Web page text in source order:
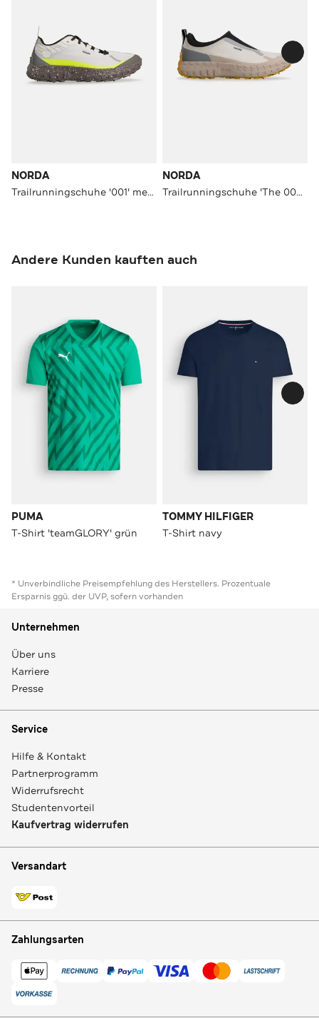
NORDA
Trailrunningschuhe '001' mehrfarbig
NORDA
Trailrunningschuhe 'The 003' mehrfarbig
Andere Kunden kauften auch
PUMA
T-Shirt 'teamGLORY' grün
TOMMY HILFIGER
T-Shirt navy
* Unverbindliche Preisempfehlung des Herstellers. Prozentuale
Ersparnis ggü. der UVP, sofern vorhanden
Unternehmen
Über uns
Karriere
Presse
Service
Hilfe & Kontakt
Partnerprogramm
Widerrufsrecht
Studentenvorteil
Kaufvertrag widerrufen
Versandart
Zahlungsarten